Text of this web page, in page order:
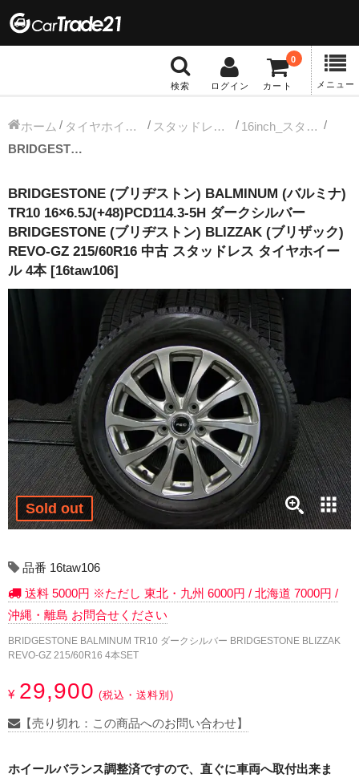
検索 ログイン カート
0
メニュー
冬タイヤホイール
13インチ：冬タイヤホイール
14インチ：冬タイヤホイール
15インチ：冬タイヤホイール
16インチ：冬タイヤホイール
17インチ：冬タイヤホイール
18インチ：冬タイヤホイール
19インチ：冬タイヤホイール
20インチ：冬タイヤホイール
夏タイヤホイール
12インチ：夏タイヤホイール
13インチ：夏タイヤホイール
14インチ：夏タイヤホイール
15インチ：夏タイヤホイール
16インチ：夏タイヤホイール
17インチ：夏タイヤホイール
ホーム タイヤホイールセット スタッドレス中古タイヤホイール
16inch_スタッドレス中古タイヤホイール
BRIDGESTONE (ブリヂストン) BALMINUM (バルミナ) TR10 16×6.5J(+48)PCD114.3-5H ダークシルバー BRIDGESTONE (ブリヂストン) BLIZZAK (ブリザック) REVO-GZ 215/60R16 中古 スタッドレス タイヤホイール 4本 [16taw106]
BRIDGESTONE (ブリヂストン) BALMINUM (バルミナ)
TR10 16×6.5J(+48)PCD114.3-5H ダークシルバー
BRIDGESTONE (ブリヂストン) BLIZZAK (ブリザック)
REVO-GZ 215/60R16 中古 スタッドレス タイヤホイー
ル 4本 [16taw106]
Sold out
品番 16taw106
送料 5000円 ※ただし 東北・九州 6000円 / 北海道 7000円 /
沖縄・離島 お問合せください
BRIDGESTONE BALMINUM TR10 ダークシルバー BRIDGESTONE BLIZZAK
REVO-GZ 215/60R16 4本SET
¥ 29,900 (税込・送料別)
【売り切れ：この商品へのお問い合わせ】
ホイールバランス調整済ですので、直ぐに車両へ取付出来ま